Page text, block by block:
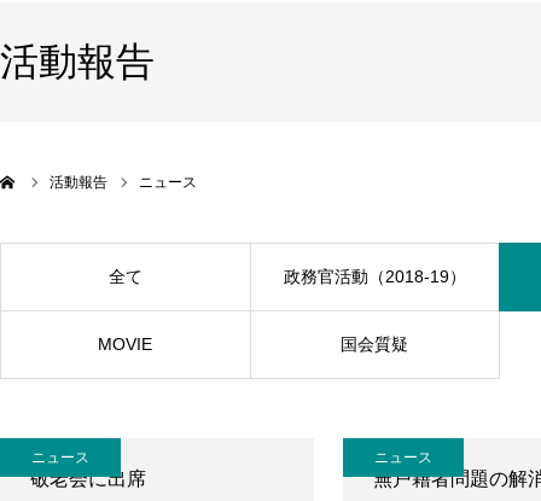
活動報告
活動報告 ニュース
全て 政務官活動（2018-19）
MOVIE 国会質疑
ニュース
敬老会に出席
ニュース
無戸籍者問題の解